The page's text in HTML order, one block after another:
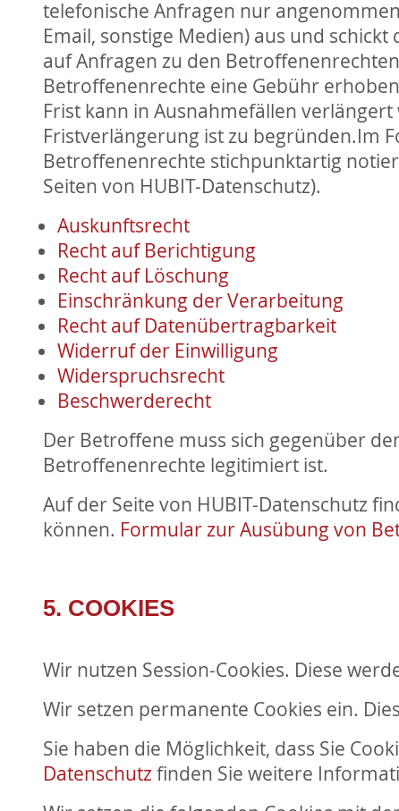
telefonische Anfragen nur
Email, sonstige Medien) aus und
auf Anfragen zu den
Betroffenenrechte eine Gebühr
Frist kann in Ausnahmefällen
Fristverlängerung ist zu begründen.Im
Betroffenenrechte stichpunktartig
Seiten von HUBIT-Datenschutz).
Auskunftsrecht
Recht auf Berichtigung
Recht auf Löschung
Einschränkung der Verarbeitung
Recht auf Datenübertragbarkeit
Widerruf der Einwilligung
Widerspruchsrecht
Beschwerderecht
Der Betroffene muss sich gegenüber
Betroffenenrechte legitimiert ist.
Auf der Seite von HUBIT-Datenschutz
können. Formular zur Ausübung von
5. COOKIES
Wir nutzen Session-Cookies. Diese
Wir setzen permanente Cookies ein.
Sie haben die Möglichkeit, dass Sie
Datenschutz finden Sie weitere